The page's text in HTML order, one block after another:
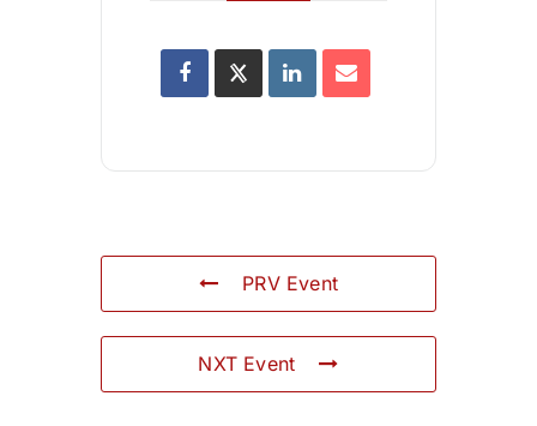
PRV Event
NXT Event